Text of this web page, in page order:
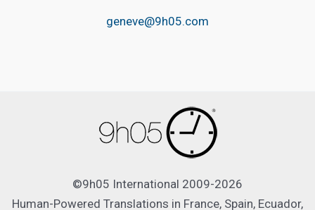
geneve@9h05.com
©9h05 International 2009-2026
Human-Powered Translations in France, Spain, Ecuador,